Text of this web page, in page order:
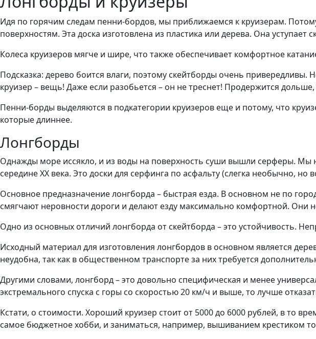
Идя по горячим следам пенни-бордов, мы приближаемся к круизерам.
поверхностям. Эта доска изготовлена из пластика или дерева. Она
Колеса круизеров мягче и шире, что также обеспечивает комфортное
Подсказка: дерево боится влаги, поэтому скейтборды очень
круизер – вещь! Даже если разобьется – он не треснет! Продержится
Пенни-борды выделяются в подкатегории круизеров еще и потому, что
которые длиннее.
Лонгборды
Однажды море иссякло, и из воды на поверхность суши вышли серферы. Мы
середине XX века. Это доски для серфинга по асфальту (слегка необычно,
Основное предназначение лонгборда – быстрая езда. В основном не по
смягчают неровности дороги и делают езду максимально комфортной. Они
Одно из основных отличий лонгборда от скейтборда – это устойчивость.
Исходный материал для изготовления лонгбордов в основном является
неудобна, так как в общественном транспорте за них требуется
Другими словами, лонгборд – это довольно специфическая и менее
экстремального спуска с горы со скоростью 20 км/ч и выше, то лучше
Кстати, о стоимости. Хороший круизер стоит от 5000 до 6000 рублей, в то
самое бюджетное хобби, и заниматься, например, вышиванием крестиком